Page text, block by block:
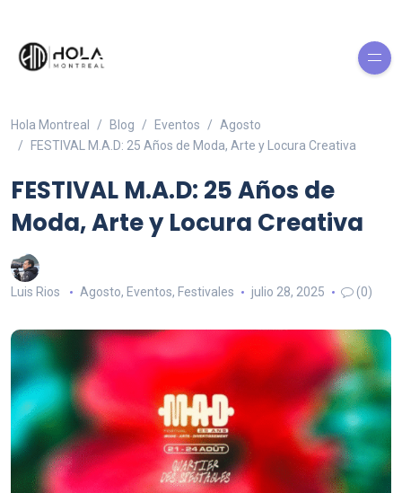
Hola Montreal Blog Eventos
Agosto
FESTIVAL M.A.D: 25 Años de Moda, Arte y Locura Creativa
FESTIVAL M.A.D: 25 Años de
Moda, Arte y Locura Creativa
Luis Rios Agosto, Eventos, Festivales julio 28, 2025 (0)